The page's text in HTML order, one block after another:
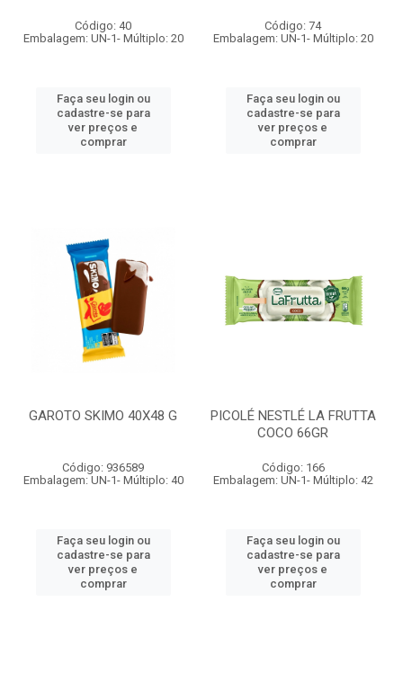
Código: 40
Embalagem: UN-1- Múltiplo: 20
Faça seu login ou
cadastre-se para
ver preços e
comprar
Código: 74
Embalagem: UN-1- Múltiplo: 20
Faça seu login ou
cadastre-se para
ver preços e
comprar
GAROTO SKIMO 40X48 G
Código: 936589
Embalagem: UN-1- Múltiplo: 40
Faça seu login ou
cadastre-se para
ver preços e
comprar
PICOLÉ NESTLÉ LA FRUTTA
COCO 66GR
Código: 166
Embalagem: UN-1- Múltiplo: 42
Faça seu login ou
cadastre-se para
ver preços e
comprar